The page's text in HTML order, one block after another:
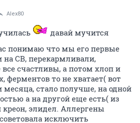
Alex80
давай мучится
понимаю что мы его первые
СВ, перекармливали,
счастливы, а потом хлоп и
ферментов то не хватает( вот
месяца, стало получше, на одной
а на другой еще есть( из
креон, элидел. Аллергены
исключить